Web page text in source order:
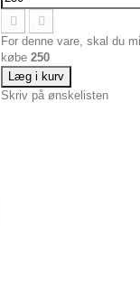
For denne vare, skal du
købe250
Læg i kurv
Skriv på ønskelisten